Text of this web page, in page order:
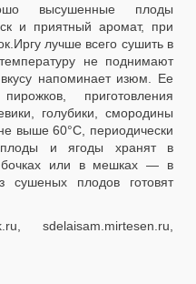
высушенные плоды
и приятный аромат, при
лучше всего сушить в
не поднимают
напоминает изюм. Ее
приготовления
голубики, смородины
выше 60°С, периодически
и ягоды хранят в
или в мешках — в
сушеных плодов готовят
sdelaisam.mirtesen.ru,